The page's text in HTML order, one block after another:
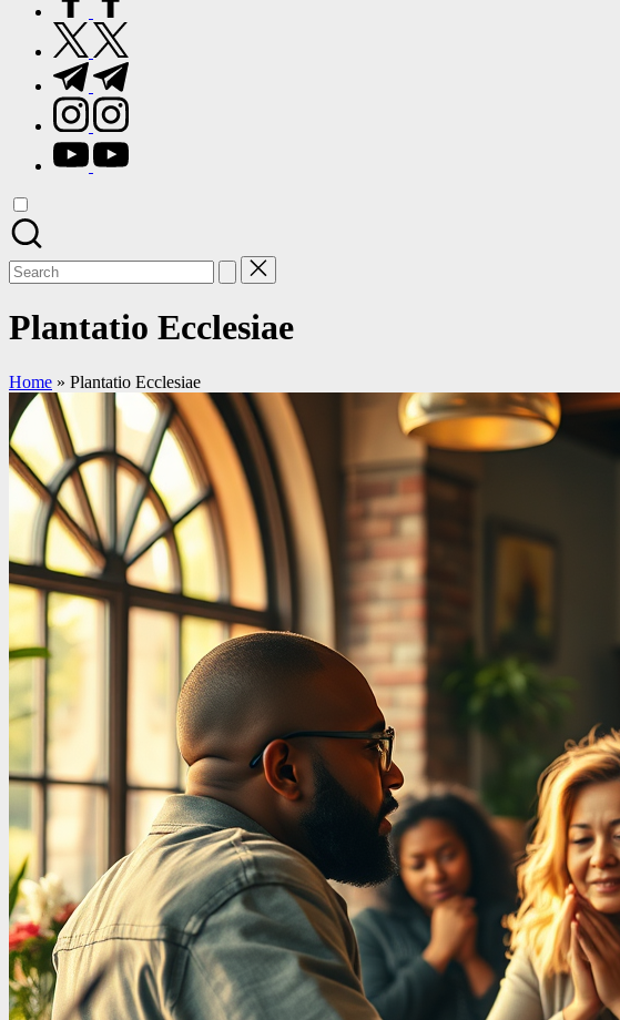
twitter.com
t.me
instagram.com
youtube.com
Search
for:
Plantatio Ecclesiae
Home » Plantatio Ecclesiae